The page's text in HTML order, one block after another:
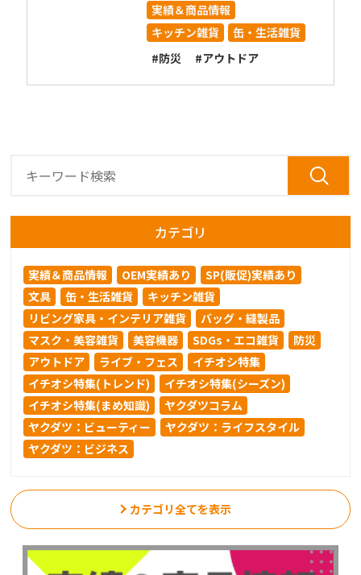
実績＆商品情報
キッチン雑貨
缶・生活雑貨
#防災
#アウトドア
カテゴリ
実績＆商品情報 OEM実績あり
SP(販促)実績あり
文具
缶・生活雑貨
キッチン雑貨
リビング家具・インテリア雑貨
バッグ・縫製品
マスク・美容雑貨
美容機器 SDGs・エコ雑貨
防災
アウトドア
ライブ・フェス
イチオシ特集
イチオシ特集(トレンド)
イチオシ特集(シーズン)
イチオシ特集(まめ知識)
ヤクダツコラム
ヤクダツ：ビューティー
ヤクダツ：ライフスタイル
ヤクダツ：ビジネス
カテゴリ全てを表示